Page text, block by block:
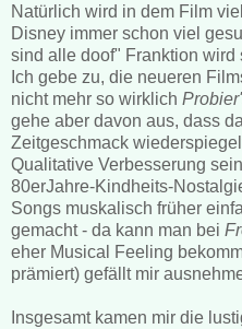
Natürlich wird in dem Film
Disney immer schon viel
sind alle doof" Franktion
Ich gebe zu, die neueren
nicht mehr so wirklich
gehe aber davon aus, dass
Zeitgeschmack
Qualitative Verbesserung
80erJahre-Kindheits-
Songs muskalisch früher
gemacht - da kann man bei
eher Musical Feeling
prämiert) gefällt mir
Insgesamt kamen mir die